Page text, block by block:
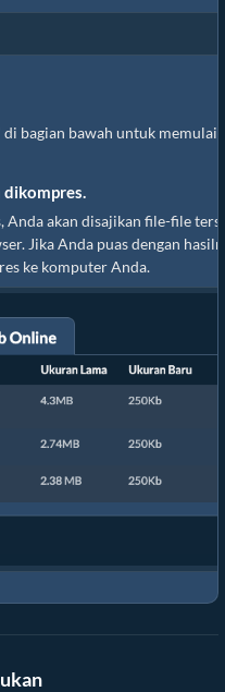
bagian bawah untuk memulai
dikompres.
Anda akan disajikan file-file
Jika Anda puas dengan
ke komputer Anda.